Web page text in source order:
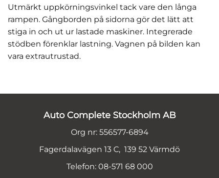
Utmärkt uppkörningsvinkel tack vare den långa
rampen. Gångborden på sidorna gör det lätt att
stiga in och ut ur lastade maskiner. Integrerade
stödben förenklar lastning. Vagnen på bilden kan
vara extrautrustad.
Auto Complete Stockholm AB
Org nr: 556577-6894
Fagerdalavägen 13 C, 139 52 Värmdö
Telefon: 08-571 68 000